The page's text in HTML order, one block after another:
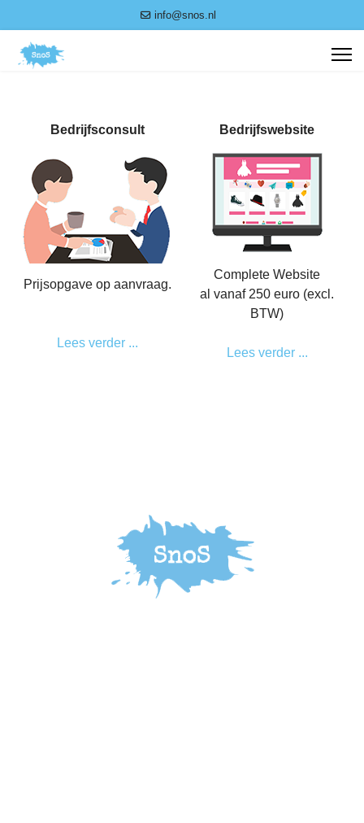
info@snos.nl
Bedrijfsconsult Bedrijfswebsite
Prijsopgave op aanvraag.
Lees verder ...
Complete Website
al vanaf 250 euro (excl.
BTW)
Lees verder ...